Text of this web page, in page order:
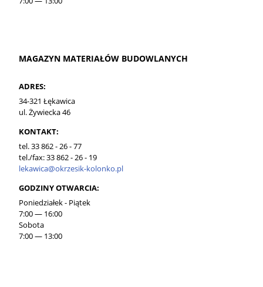
MAGAZYN MATERIAŁÓW BUDOWLANYCH
ADRES:
34-321 Łękawica
ul. Żywiecka 46
KONTAKT:
tel. 33 862 - 26 - 77
tel./fax: 33 862 - 26 - 19
lekawica@okrzesik-kolonko.pl
GODZINY OTWARCIA:
Poniedziałek - Piątek
7:00 — 16:00
Sobota
7:00 — 13:00